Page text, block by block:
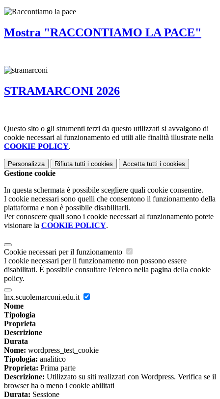
Mostra "RACCONTIAMO LA PACE"
STRAMARCONI 2026
Questo sito o gli strumenti terzi da questo utilizzati si avvalgono di
cookie necessari al funzionamento ed utili alle finalità illustrate nella
COOKIE POLICY.
Personalizza Rifiuta tutti i cookies Accetta tutti i cookies
Gestione cookie
In questa schermata è possibile scegliere quali cookie consentire.
I cookie necessari sono quelli che consentono il funzionamento della
piattaforma e non è possibile disabilitarli.
Per conoscere quali sono i cookie necessari al funzionamento potete
visionare la COOKIE POLICY.
Cookie necessari per il funzionamento
I cookie necessari per il funzionamento non possono essere
disabilitati. È possibile consultare l'elenco nella pagina della cookie
policy.
lnx.scuolemarconi.edu.it
Nome
Tipologia
Proprieta
Descrizione
Durata
Nome: wordpress_test_cookie
Tipologia: analitico
Proprieta: Prima parte
Descrizione: Utilizzato su siti realizzati con Wordpress. Verifica se il
browser ha o meno i cookie abilitati
Durata: Sessione